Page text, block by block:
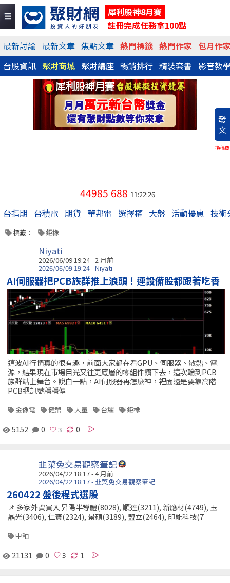
犀利股神8月賽
註冊完成任務拿100點
最新討論 最新文章 焦點文章 熱門標籤 熱門作家 包月作
台股資訊 聚財商城 聚財講座 暢銷排行 精裝套書 影音教
發
文
換稿費
44985 688 11:22:26
台指期 台積電 期貨 華邦電 選擇權 大盤 活動優惠 技術
標籤： 鉅橡
Niyati
2026/06/09 19:24 - 2 月前
2026/06/09 19:24 - Niyati
AI伺服器把PCB族群推上浪頭！連設備股都跟著吃香
這波AI行情真的很有趣，前面大家都在看GPU、伺服器、散熱、電
源，結果現在市場目光又往更底層的零組件鑽下去，這次輪到PCB
族群站上舞台。說白一點，AI伺服器再怎麼神，裡面還是要靠高階
PCB把訊號穩穩傳
金像電 健鼎 大量 台燿 鉅橡
5152 0 0
韭菜兔交易觀察筆記
2026/04/22 18:17 - 4 月前
2026/04/22 18:17 - 韭菜兔交易觀察筆記
260422 盤後程式選股
📌 多家外資買入 昇陽半導體(8028), 順達(3211), 新應材(4749), 玉
晶光(3406), 仁寶(2324), 景碩(3189), 盟立(2464), 印能科技(7
中釉
21131 0 1